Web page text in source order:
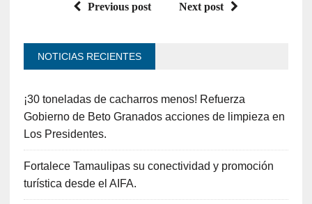
Previous post Next post
NOTICIAS RECIENTES
¡30 toneladas de cacharros menos! Refuerza
Gobierno de Beto Granados acciones de limpieza en
Los Presidentes.
Fortalece Tamaulipas su conectividad y promoción
turística desde el AIFA.